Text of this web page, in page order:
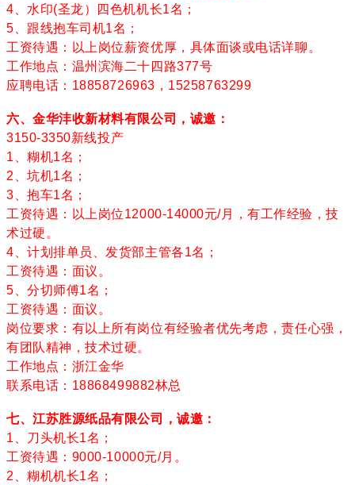
4、水印(圣龙）四色机机长1名；
5、跟线抱车司机1名；
工资待遇：以上岗位薪资优厚，具体面谈或电话详聊。
工作地点：温州滨海二十四路377号
应聘电话：18858726963，15258763299
六、金华沣收新材料有限公司，诚邀：
3150-3350新线投产
1、糊机1名；
2、坑机1名；
3、抱车1名；
工资待遇：以上岗位12000-14000元/月，有工作经验，技
术过硬。
4、计划排单员、发货部主管各1名；
工资待遇：面议。
5、分切师傅1名；
工资待遇：面议。
岗位要求：有以上所有岗位有经验者优先考虑，责任心强，
有团队精神，技术过硬。
工作地点：浙江金华
联系电话：18868499882林总
七、江苏胜源纸品有限公司，诚邀：
1、刀头机长1名；
工资待遇：9000-10000元/月。
2、糊机机长1名；